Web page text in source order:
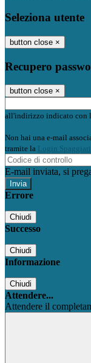
Seleziona utente
button close ×
Recupero
button close ×
all'indirizzo indicato con
Non hai una e-mail
tramite la Login Spaggiari
E-mail inviata, si
Errore
Chiudi
Successo
Chiudi
Informazione
Chiudi
Attendere...
Attendere il